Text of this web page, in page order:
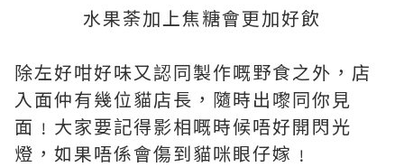
水果荼加上焦糖會更加好飲
除左好咁好味又認同製作嘅野食之外，店
入面仲有幾位貓店長，隨時出嚟同你見
面﹗大家要記得影相嘅時候唔好開閃光
燈，如果唔係會傷到貓咪眼仔嫁﹗